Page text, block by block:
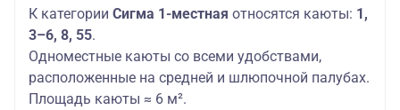
К категории Сигма 1-местная относятся каюты: 1,
3–6, 8, 55.
Одноместные каюты со всеми удобствами,
расположенные на средней и шлюпочной палубах.
Площадь каюты ≈ 6 м².